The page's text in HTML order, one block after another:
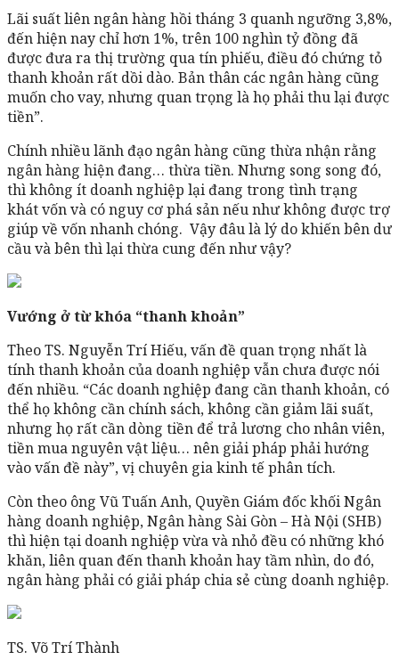
Lãi suất liên ngân hàng hồi tháng 3 quanh ngưỡng 3,8%,
đến hiện nay chỉ hơn 1%, trên 100 nghìn tỷ đồng đã
được đưa ra thị trường qua tín phiếu, điều đó chứng tỏ
thanh khoản rất dồi dào. Bản thân các ngân hàng cũng
muốn cho vay, nhưng quan trọng là họ phải thu lại được
tiền”.
Chính nhiều lãnh đạo ngân hàng cũng thừa nhận rằng
ngân hàng hiện đang… thừa tiền. Nhưng song song đó,
thì không ít doanh nghiệp lại đang trong tình trạng
khát vốn và có nguy cơ phá sản nếu như không được trợ
giúp về vốn nhanh chóng. Vậy đâu là lý do khiến bên dư
cầu và bên thì lại thừa cung đến như vậy?
Vướng ở từ khóa “thanh khoản”
Theo TS. Nguyễn Trí Hiếu, vấn đề quan trọng nhất là
tính thanh khoản của doanh nghiệp vẫn chưa được nói
đến nhiều. “Các doanh nghiệp đang cần thanh khoản, có
thể họ không cần chính sách, không cần giảm lãi suất,
nhưng họ rất cần dòng tiền để trả lương cho nhân viên,
tiền mua nguyên vật liệu… nên giải pháp phải hướng
vào vấn đề này”, vị chuyên gia kinh tế phân tích.
Còn theo ông Vũ Tuấn Anh, Quyền Giám đốc khối Ngân
hàng doanh nghiệp, Ngân hàng Sài Gòn – Hà Nội (SHB)
thì hiện tại doanh nghiệp vừa và nhỏ đều có những khó
khăn, liên quan đến thanh khoản hay tầm nhìn, do đó,
ngân hàng phải có giải pháp chia sẻ cùng doanh nghiệp.
TS. Võ Trí Thành